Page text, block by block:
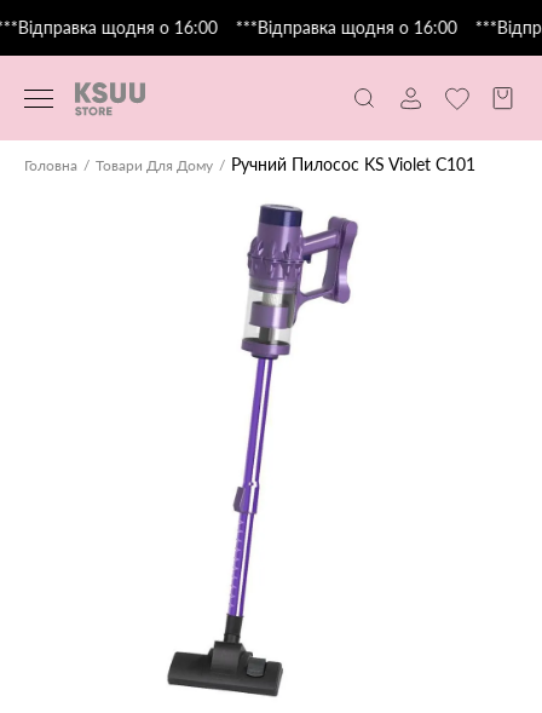
щодня о 16:00 ***Відправка щодня о 16:00
Головна Товари Для Дому Ручний Пилосос KS Violet C101